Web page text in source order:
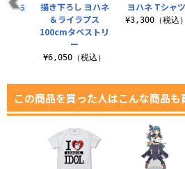
ヨハネ Tシャツ
¥3,300（税込）
たち
描き下ろし ヨハネ
＆ライラプス
100cmタペストリ
ー
¥6,050（税込）
この商品を買った人はこんな商品も